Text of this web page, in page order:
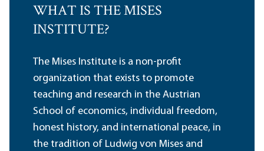
WHAT IS THE MISES
INSTITUTE?
The Mises Institute is a non-profit
organization that exists to promote
teaching and research in the Austrian
School of economics, individual freedom,
honest history, and international peace, in
the tradition of Ludwig von Mises and